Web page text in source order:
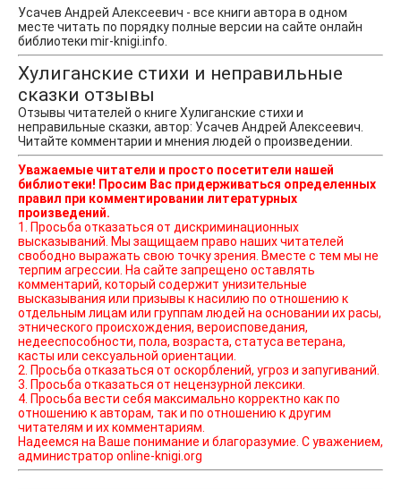
Усачев Андрей Алексеевич - все книги автора в одном
месте читать по порядку полные версии на сайте онлайн
библиотеки mir-knigi.info.
Хулиганские стихи и неправильные
сказки отзывы
Отзывы читателей о книге Хулиганские стихи и
неправильные сказки, автор: Усачев Андрей Алексеевич.
Читайте комментарии и мнения людей о произведении.
Уважаемые читатели и просто посетители нашей
библиотеки! Просим Вас придерживаться определенных
правил при комментировании литературных
произведений.
1. Просьба отказаться от дискриминационных
высказываний. Мы защищаем право наших читателей
свободно выражать свою точку зрения. Вместе с тем мы не
терпим агрессии. На сайте запрещено оставлять
комментарий, который содержит унизительные
высказывания или призывы к насилию по отношению к
отдельным лицам или группам людей на основании их расы,
этнического происхождения, вероисповедания,
недееспособности, пола, возраста, статуса ветерана,
касты или сексуальной ориентации.
2. Просьба отказаться от оскорблений, угроз и запугиваний.
3. Просьба отказаться от нецензурной лексики.
4. Просьба вести себя максимально корректно как по
отношению к авторам, так и по отношению к другим
читателям и их комментариям.
Надеемся на Ваше понимание и благоразумие. С уважением,
администратор online-knigi.org